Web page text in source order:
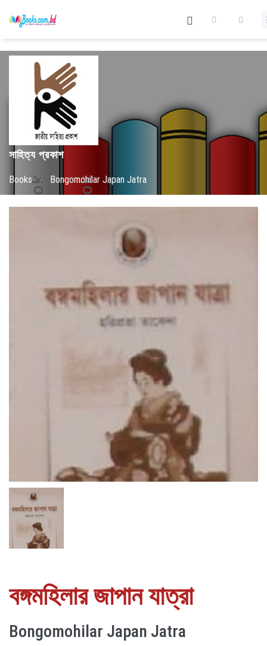
সাহিত্য প্রকাশ
Books / Bongomohilar Japan Jatra
বঙ্গমহিলার জাপান যাত্রা
Bongomohilar Japan Jatra